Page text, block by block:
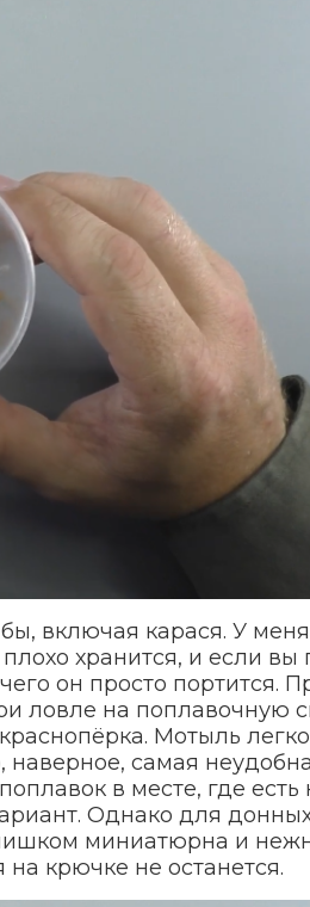
включая карася. У меня
хранится, и если вы
он просто портится.
ловле на поплавочную
Мотыль легко
наверное, самая
в месте, где есть
Однако для
миниатюрна и
крючке не останется.